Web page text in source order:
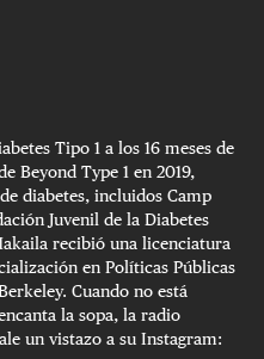
Tipo 1 a los 16 meses de
Beyond Type 1 en 2019,
diabetes, incluidos Camp
Juvenil de la Diabetes
recibió una licenciatura
en Políticas Públicas
Cuando no está
la sopa, la radio
un vistazo a su Instagram: